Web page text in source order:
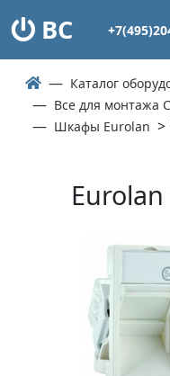
ВС
Каталог
Все для монтажа
Шкафы Eurolan >
Eurolan